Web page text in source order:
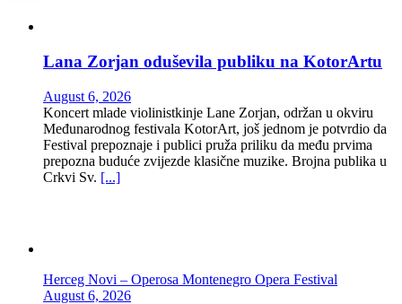
Lana Zorjan oduševila publiku na KotorArtu
August 6, 2026
Koncert mlade violinistkinje Lane Zorjan, održan u okviru
Međunarodnog festivala KotorArt, još jednom je potvrdio da
Festival prepoznaje i publici pruža priliku da među prvima
prepozna buduće zvijezde klasične muzike. Brojna publika u
Crkvi Sv. [...]
Herceg Novi – Operosa Montenegro Opera Festival
August 6, 2026